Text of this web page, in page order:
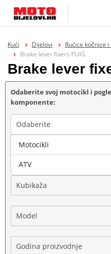
Kući Dijelovi
Ručice kočnice
Brake lever fixers PUIG
Brake lever
Odaberite svoj motocikl i
komponente:
Odaberite
Marka
Kubikaža
Model
Godina proizvodnje
Motocikli
ATV